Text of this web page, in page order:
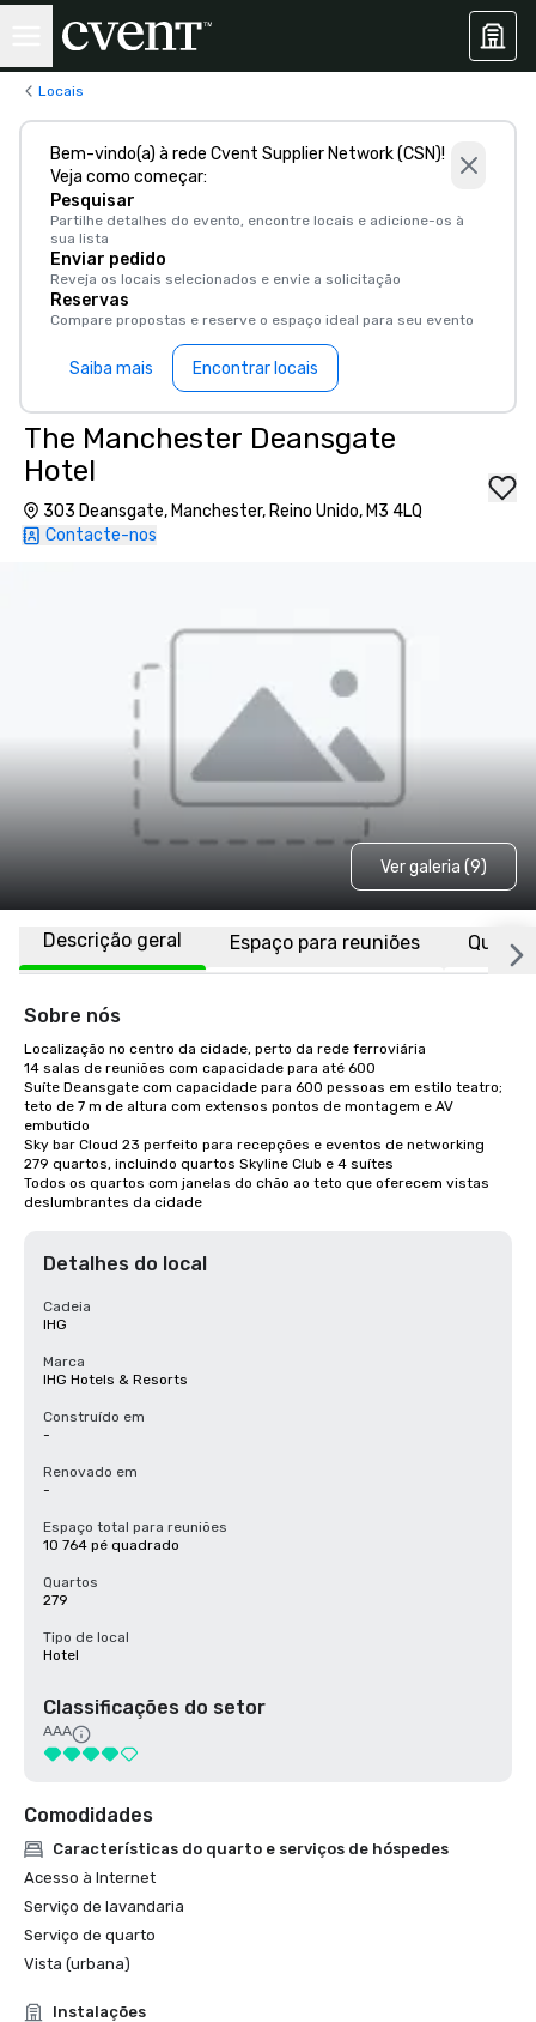
Locais
Bem-vindo(a) à rede Cvent Supplier Network (CSN)!
Veja como começar:
Pesquisar
Partilhe detalhes do evento, encontre locais e adicione-os à
sua lista
Enviar pedido
Reveja os locais selecionados e envie a solicitação
Reservas
Compare propostas e reserve o espaço ideal para seu evento
Saiba mais Encontrar locais
The Manchester Deansgate
Hotel
303 Deansgate, Manchester, Reino Unido, M3 4LQ
Contacte-nos
Ver galeria (9)
Descrição geral Espaço para reuniões
Sobre nós
Localização no centro da cidade, perto da rede ferroviária
14 salas de reuniões com capacidade para até 600
Suíte Deansgate com capacidade para 600 pessoas em estilo teatro;
teto de 7 m de altura com extensos pontos de montagem e AV
embutido
Sky bar Cloud 23 perfeito para recepções e eventos de networking
279 quartos, incluindo quartos Skyline Club e 4 suítes
Todos os quartos com janelas do chão ao teto que oferecem vistas
deslumbrantes da cidade
Detalhes do local
Cadeia
IHG
Marca
IHG Hotels & Resorts
Construído em
-
Renovado em
-
Espaço total para reuniões
10 764 pé quadrado
Quartos
279
Tipo de local
Hotel
Classificações do setor
AAA
Comodidades
Características do quarto e serviços de hóspedes
Acesso à Internet
Serviço de lavandaria
Serviço de quarto
Vista (urbana)
Instalações